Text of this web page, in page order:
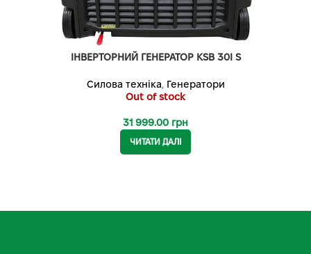
ІНВЕРТОРНИЙ ГЕНЕРАТОР KSB 30I S
Силова техніка, Генератори
Out of stock
31 999.00 грн
ЧИТАТИ ДАЛІ